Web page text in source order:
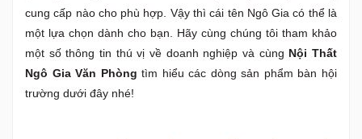
cung cấp nào cho phù hợp. Vậy thì cái tên Ngô Gia có thể là
một lựa chọn dành cho bạn. Hãy cùng chúng tôi tham khảo
một số thông tin thú vị về doanh nghiệp và cùng Nội Thất
Ngô Gia Văn Phòng tìm hiểu các dòng sản phẩm bàn hội
trường dưới đây nhé!